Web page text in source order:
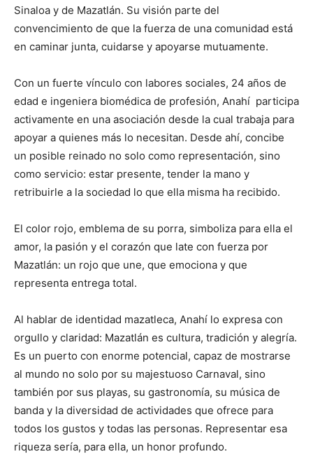
Sinaloa y de Mazatlán. Su visión parte del
convencimiento de que la fuerza de una comunidad está
en caminar junta, cuidarse y apoyarse mutuamente.
Con un fuerte vínculo con labores sociales, 24 años de
edad e ingeniera biomédica de profesión, Anahí participa
activamente en una asociación desde la cual trabaja para
apoyar a quienes más lo necesitan. Desde ahí, concibe
un posible reinado no solo como representación, sino
como servicio: estar presente, tender la mano y
retribuirle a la sociedad lo que ella misma ha recibido.
El color rojo, emblema de su porra, simboliza para ella el
amor, la pasión y el corazón que late con fuerza por
Mazatlán: un rojo que une, que emociona y que
representa entrega total.
Al hablar de identidad mazatleca, Anahí lo expresa con
orgullo y claridad: Mazatlán es cultura, tradición y alegría.
Es un puerto con enorme potencial, capaz de mostrarse
al mundo no solo por su majestuoso Carnaval, sino
también por sus playas, su gastronomía, su música de
banda y la diversidad de actividades que ofrece para
todos los gustos y todas las personas. Representar esa
riqueza sería, para ella, un honor profundo.